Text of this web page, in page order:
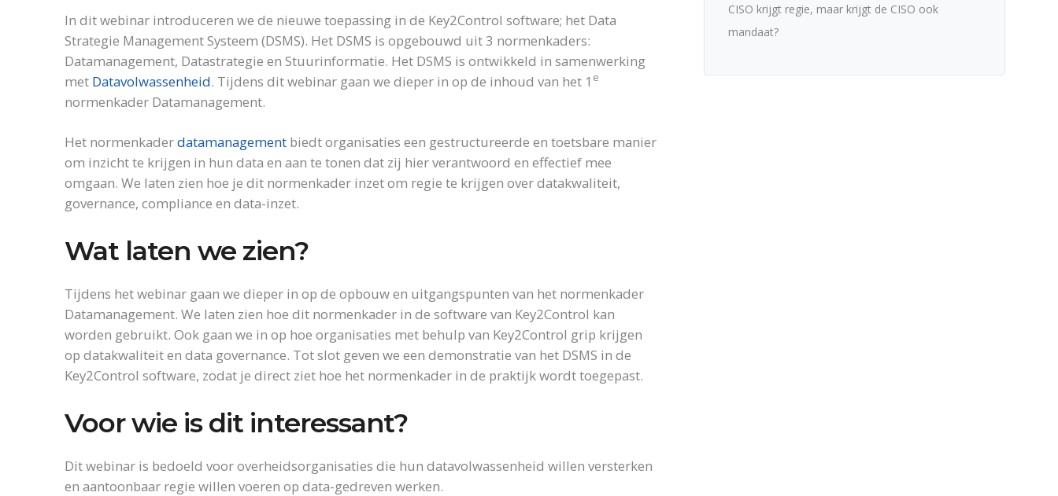
In dit webinar introduceren we de nieuwe toepassing in de Key2Control software; het Data
Strategie Management Systeem (DSMS). Het DSMS is opgebouwd uit 3 normenkaders:
Datamanagement, Datastrategie en Stuurinformatie. Het DSMS is ontwikkeld in samenwerking
met Datavolwassenheid. Tijdens dit webinar gaan we dieper in op de inhoud van het 1 e
normenkader Datamanagement.
Het normenkaderdatamanagement biedt organisaties een gestructureerde en toetsbare manier
om inzicht te krijgen in hun data en aan te tonen dat zij hier verantwoord en effectief mee
omgaan. We laten zien hoe je dit normenkader inzet om regie te krijgen over datakwaliteit,
governance, compliance en data-inzet.
Wat laten we zien?
Tijdens het webinar gaan we dieper in op de opbouw en uitgangspunten van het normenkader
Datamanagement. We laten zien hoe dit normenkader in de software van Key2Control kan
worden gebruikt. Ook gaan we in op hoe organisaties met behulp van Key2Control grip krijgen
op datakwaliteit en data governance. Tot slot geven we een demonstratie van het DSMS in de
Key2Control software, zodat je direct ziet hoe het normenkader in de praktijk wordt toegepast.
Voor wie is dit interessant?
Dit webinar is bedoeld voor overheidsorganisaties die hun datavolwassenheid willen versterken
en aantoonbaar regie willen voeren op data-gedreven werken.
CISO krijgt regie, maar krijgt de CISO ook
mandaat?